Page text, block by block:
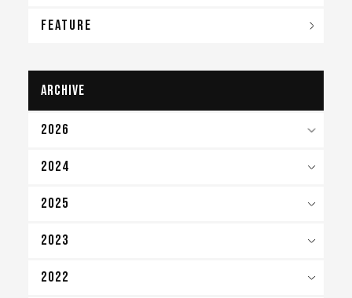
FEATURE
archive
2026
2024
2025
2023
2022